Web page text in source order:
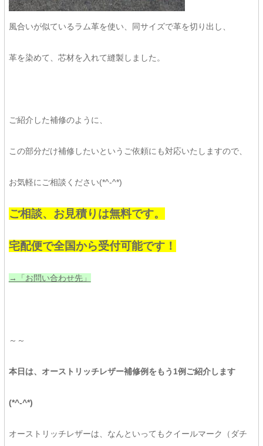
風合いが似ているラム革を使い、同サイズで革を切り出し、
革を染めて、芯材を入れて縫製しました。
ご紹介した補修のように、
この部分だけ補修したいというご依頼にも対応いたしますので、
お気軽にご相談ください(*^-^*)
ご相談、お見積りは無料です。
宅配便で全国から受付可能です！
→「お問い合わせ先」
～～
本日は、 オーストリッチレザー補修例をもう1例ご紹介します
(*^-^*)
オーストリッチレザーは、なんといってもクイールマーク（ダチ